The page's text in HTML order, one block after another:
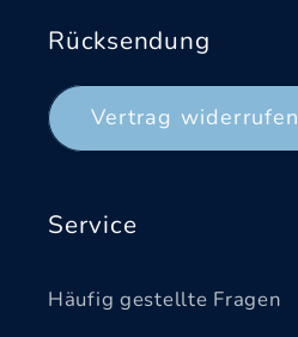
Rücksendung
Vertrag widerrufen
Service
Häufig gestellte Fragen